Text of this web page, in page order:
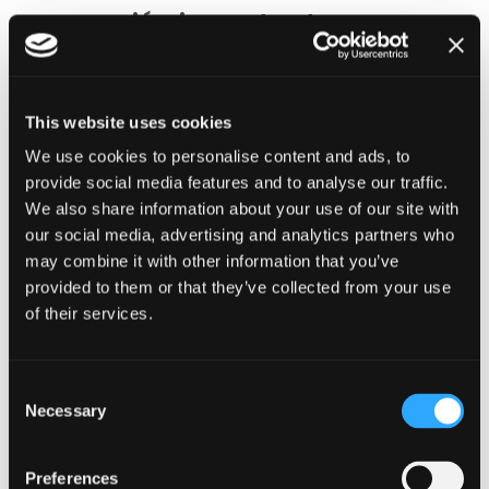
This website uses cookies
We use cookies to personalise content and ads, to
provide social media features and to analyse our traffic.
We also share information about your use of our site with
our social media, advertising and analytics partners who
may combine it with other information that you’ve
provided to them or that they’ve collected from your use
of their services.
Selection
Necessary
Preferences
conversión importante
A diferencia de una tienda física, los clientes online no
confianza desempeña un papel mucho más importante en el
Si un sitio web parece poco profesional, incompleto o
incoherente, incluso un buen producto puede tener
dificultades para venderse. En cambio, un sitio bien
estructurado y fiable puede aumentar significativamente los
índices de conversión.